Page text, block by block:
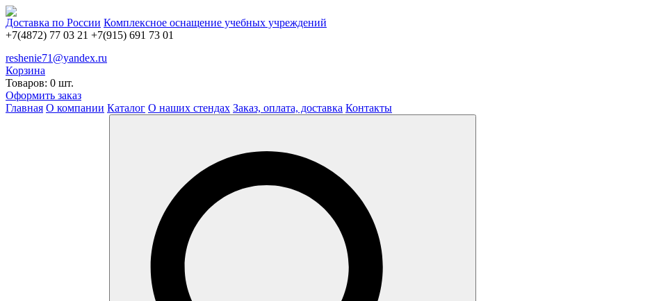
Доставка по России Комплексное оснащение учебных учреждений
+7(4872) 77 03 21 +7(915) 691 73 01
reshenie71@yandex.ru
Корзина
Товаров: 0 шт.
Оформить заказ
Главная О компании Каталог О наших стендах Заказ, оплата, доставка Контакты